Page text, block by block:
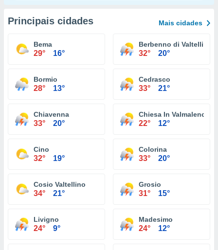
Principais cidades Mais cidades
Bema
29° 16°
Berbenno di Valtellina
32° 20°
Bormio
28° 13°
Cedrasco
33° 21°
Chiavenna
33° 20°
Chiesa In Valmalenco
22° 12°
Cino
32° 19°
Colorina
33° 20°
Cosio Valtellino
34° 21°
Grosio
31° 15°
Livigno
24° 9°
Madesimo
24° 12°